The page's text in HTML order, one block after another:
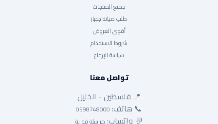
جميع المنتجات
طلب صيانة جهاز
أقوى العروض
شروط الاستخدام
سياسة الإرجاع
تواصل معنا
📍 فلسطين - الخليل
📞 هاتف: 0598748000
💬 واتساب: مراسلة فورية